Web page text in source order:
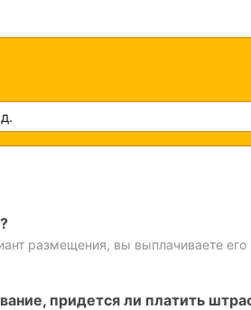
размещения, вы выплачиваете
придется ли платить